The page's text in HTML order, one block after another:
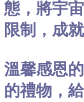
態，將宇
限制，成
溫馨感恩
的禮物，